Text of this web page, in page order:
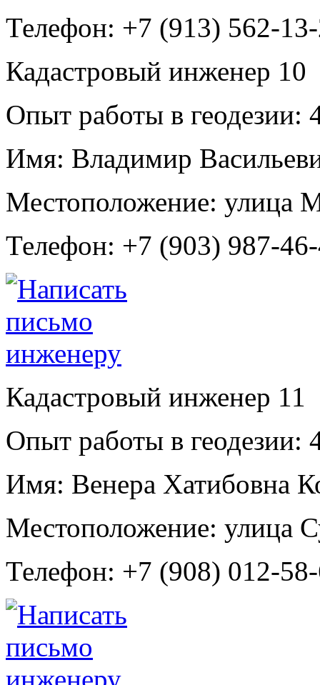
Телефон: +7 (913) 562-
Кадастровый инженер 10
Опыт работы в геодезии:
Имя: Владимир
Местоположение: улица
Телефон: +7 (903) 987-
Кадастровый инженер 11
Опыт работы в геодезии:
Имя: Венера Хатибовна
Местоположение: улица
Телефон: +7 (908) 012-